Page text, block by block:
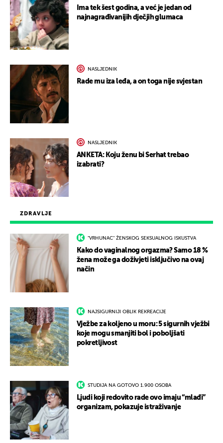
ZDRAVLJE
"VRHUNAC" ŽENSKOG SEKSUALNOG ISKUSTVA
Kako do vaginalnog orgazma? Samo 18 %
žena može ga doživjeti isključivo na ovaj
način
NAJSIGURNIJI OBLIK REKREACIJE
Vježbe za koljeno u moru: 5 sigurnih vježbi
koje mogu smanjiti bol i poboljšati
pokretljivost
STUDIJA NA GOTOVO 1.900 OSOBA
Ljudi koji redovito rade ovo imaju “mlađi”
organizam, pokazuje istraživanje
Ima tek šest godina, a već je jedan od
najnagrađivanijih dječjih glumaca
NASLJEDNIK
Rade mu iza leđa, a on toga nije svjestan
NASLJEDNIK
ANKETA: Koju ženu bi Serhat trebao
izabrati?